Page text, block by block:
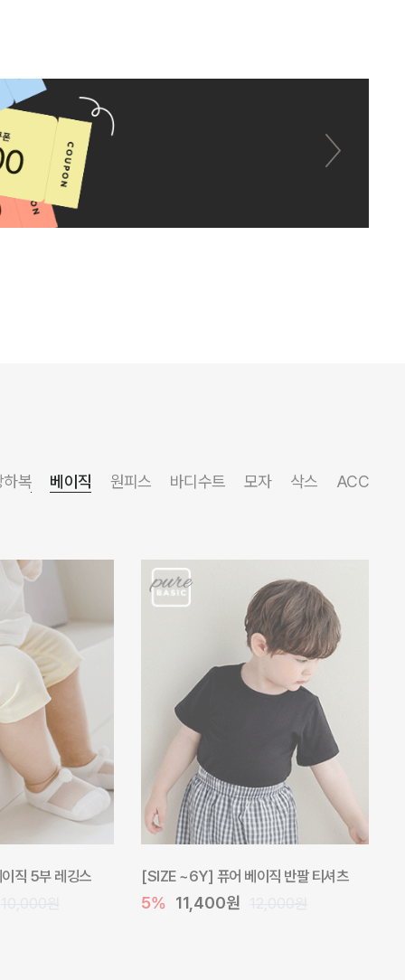
하복 베이직 원피스 바디수트 모자 삭스 ACC
직 5부 레깅스 [SIZE ~6Y] 퓨어 베이직 반팔 티셔츠
5% 11,400원